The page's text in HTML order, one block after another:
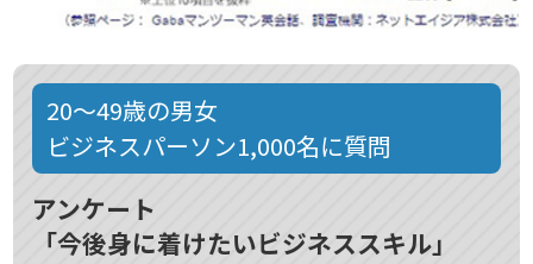
20～49歳の男女
ビジネスパーソン1,000名に質問
アンケート
「今後身に着けたいビジネススキル」